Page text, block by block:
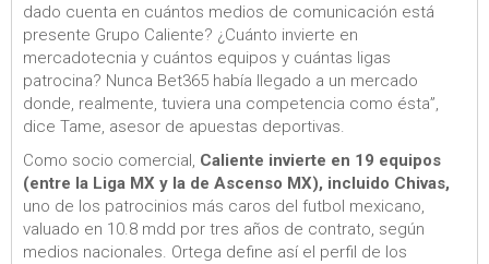
dado cuenta en cuántos medios de comunicación está
presente Grupo Caliente? ¿Cuánto invierte en
mercadotecnia y cuántos equipos y cuántas ligas
patrocina? Nunca Bet365 había llegado a un mercado
donde, realmente, tuviera una competencia como ésta”,
dice Tame, asesor de apuestas deportivas.
Como socio comercial, Caliente invierte en 19 equipos
(entre la Liga MX y la de Ascenso MX), incluido Chivas,
uno de los patrocinios más caros del futbol mexicano,
valuado en 10.8 mdd por tres años de contrato, según
medios nacionales. Ortega define así el perfil de los